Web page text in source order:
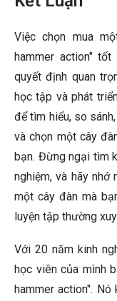
Việc chọn mua
hammer action"
quyết định quan
học tập và phát
để tìm hiểu, so
và chọn một cây
bạn. Đừng ngại tìm
nghiệm, và hãy
một cây đàn mà
luyện tập thường
Với 20 năm kinh
học viên của mình
hammer action".